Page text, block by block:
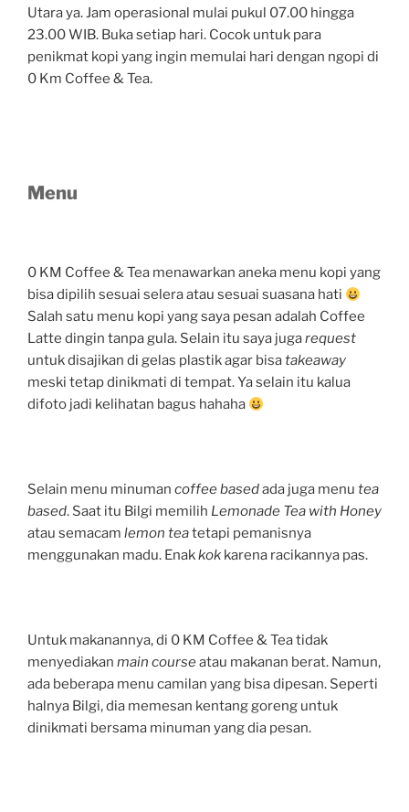
Utara ya. Jam operasional mulai pukul 07.00 hingga
23.00 WIB. Buka setiap hari. Cocok untuk para
penikmat kopi yang ingin memulai hari dengan ngopi di
0 Km Coffee & Tea.
Menu
0 KM Coffee & Tea menawarkan aneka menu kopi yang
bisa dipilih sesuai selera atau sesuai suasana hati
Salah satu menu kopi yang saya pesan adalah Coffee
Latte dingin tanpa gula. Selain itu saya jugarequest
untuk disajikan di gelas plastik agar bisatakeaway
meski tetap dinikmati di tempat. Ya selain itu kalua
difoto jadi kelihatan bagus hahaha
Selain menu minuman coffee basedada juga menu tea
based. Saat itu Bilgi memilih Lemonade Tea with Honey
atau semacam lemon teatetapi pemanisnya
menggunakan madu. Enakkok karena racikannya pas.
Untuk makanannya, di 0 KM Coffee & Tea tidak
menyediakan main courseatau makanan berat. Namun,
ada beberapa menu camilan yang bisa dipesan. Seperti
halnya Bilgi, dia memesan kentang goreng untuk
dinikmati bersama minuman yang dia pesan.